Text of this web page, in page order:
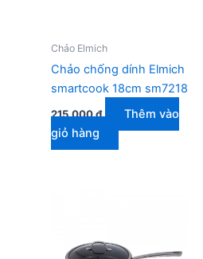
Chảo Elmich
Chảo chống dính Elmich
smartcook 18cm sm7218
215.000₫
Thêm vào
giỏ hàng